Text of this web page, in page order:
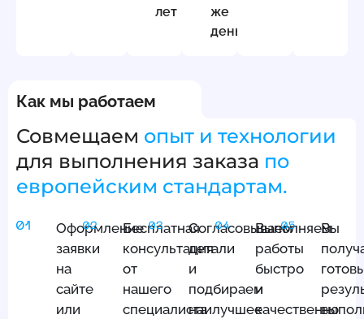
лет
же
день
Как мы работаем
Совмещаем опыт и технологии
для выполнения заказа по
европейским стандартам.
Оформление
заявки
на
сайте
или
Бесплатная
консультация
от
нашего
специалиста
Согласовываем
детали
и
подбираем
наилучшее
Выполняем
работы
быстро
и
качественно
Вы